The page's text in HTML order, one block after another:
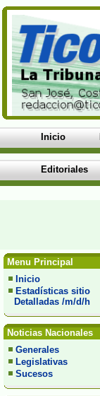
Inicio
Editoriales
Menu Principal
Inicio
Estadísticas sitio
Detalladas /m/d/h
Noticias Nacionales
Generales
Legislativas
Sucesos